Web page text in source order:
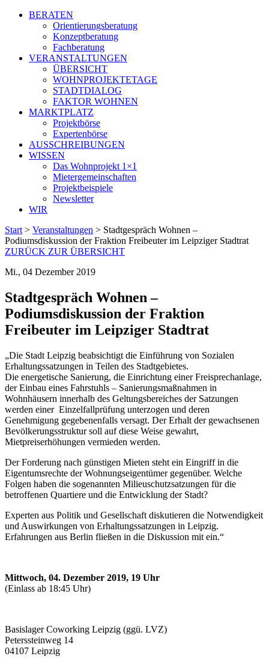
BERATEN
Orientierungsberatung
Konzeptberatung
Fachberatung
VERANSTALTUNGEN
ÜBERSICHT
WOHNPROJEKTETAGE
STADTDIALOG
FAKTOR WOHNEN
MARKTPLATZ
Projektbörse
Expertenbörse
AUSSCHREIBUNGEN
WISSEN
Das Wohnprojekt 1×1
Mietergemeinschaften
Projektbeispiele
Newsletter
WIR
Start > Veranstaltungen > Stadtgespräch Wohnen –
Podiumsdiskussion der Fraktion Freibeuter im Leipziger Stadtrat
ZURÜCK ZUR ÜBERSICHT
Mi., 04 Dezember 2019
Stadtgespräch Wohnen –
Podiumsdiskussion der Fraktion
Freibeuter im Leipziger Stadtrat
„Die Stadt Leipzig beabsichtigt die Einführung von Sozialen
Erhaltungssatzungen in Teilen des Stadtgebietes.
Die energetische Sanierung, die Einrichtung einer Freisprechanlage,
der Einbau eines Fahrstuhls – Sanierungsmaßnahmen in
Wohnhäusern innerhalb des Geltungsbereiches der Satzungen
werden einer Einzelfallprüfung unterzogen und deren
Genehmigung gegebenenfalls versagt. Der Erhalt der gewachsenen
Bevölkerungsstruktur soll auf diese Weise gewahrt,
Mietpreiserhöhungen vermieden werden.
Der Forderung nach günstigen Mieten steht ein Eingriff in die
Eigentumsrechte der Wohnungseigentümer gegenüber. Welche
Folgen haben die sogenannten Milieuschutzsatzungen für die
betroffenen Quartiere und die Entwicklung der Stadt?
Experten aus Politik und Gesellschaft diskutieren die Notwendigkeit
und Auswirkungen von Erhaltungssatzungen in Leipzig.
Erfahrungen aus Berlin fließen in die Diskussion mit ein.“
Mittwoch, 04. Dezember 2019, 19 Uhr
(Einlass ab 18:45 Uhr)
Basislager Coworking Leipzig (ggü. LVZ)
Peterssteinweg 14
04107 Leipzig